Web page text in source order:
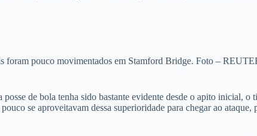
foram pouco movimentados em Stamford Bridge. Foto –
de bola tenha sido bastante evidente desde o apito inicial,
se aproveitavam dessa superioridade para chegar ao